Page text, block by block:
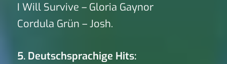
I Will Survive – Gloria Gaynor
Cordula Grün – Josh.
5. Deutschsprachige Hits: